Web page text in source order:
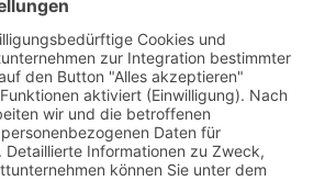
und Informationen.
Forum für Medien, Bildung
und überall
Mehr erfahren